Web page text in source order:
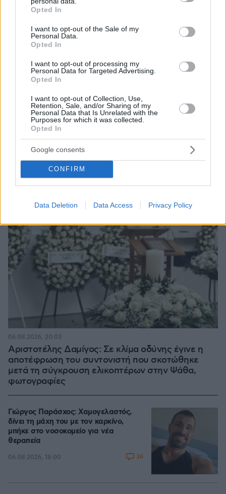
grant or deny consent to Google and its third-party tags to
use your data for below specified purposes in below Google
consent section.
Opted In
I want to opt-out of the Sale of my
Personal Data.
Opted In
I want to opt-out of processing my
Personal Data for Targeted Advertising.
Opted In
I want to opt-out of Collection, Use,
Retention, Sale, and/or Sharing of my
Personal Data that Is Unrelated with the
Purposes for which it was collected.
Opted In
Google consents
CONFIRM
Data Deletion Data Access Privacy Policy
Γιατί δεν έσωσα το κουτάβι: Ο ερευνητής που
κατέγραφε τη συμβίωση του μικρού σκυλιού με
αγέλη λύκων εξηγεί γιατί δεν επενέβη, όταν το
06.08.2026, 19:34
Αριστοτέλης Δαμίγος: Σε κλίμα οδύνης έγινε η
αποτέφρωση του συντονιστή που σκοτώθηκε
μετά τη σύγκρουση ελικοπτέρων στην Ψάθα,
φωτογραφίες
06.08.2026, 20:03
Γιώργος Παράσχος: Χαμογελαστός,
δίνει τη μάχη του με τον καρκίνο,
μπήκε στο νοσοκομείο για νέα
θεραπεία
06.08.2026, 18:00 36